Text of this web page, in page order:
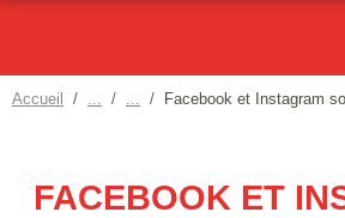
Accueil Facebook et Instagram
FACEBOOK ET